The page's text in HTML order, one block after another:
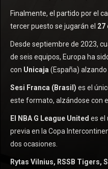
Finalmente, el partido por el
tercer puesto se jugarán el 27
Desde septiembre de 2023,
de seis equipos, Europa ha
con Unicaja (España)
Sesi Franca (Brasil) es el
este formato, alzándose con
El NBA G League United es el
previa en la Copa
dos ocasiones.
Rytas Vilnius, RSSB Tigers,